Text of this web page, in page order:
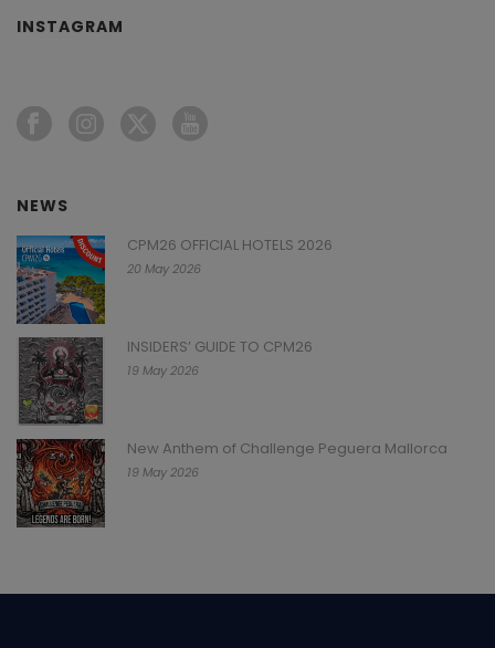
INSTAGRAM
NEWS
CPM26 OFFICIAL HOTELS 2026
20 May 2026
INSIDERS’ GUIDE TO CPM26
19 May 2026
New Anthem of Challenge Peguera Mallorca
19 May 2026